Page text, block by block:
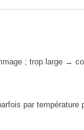
; trop large →
par température